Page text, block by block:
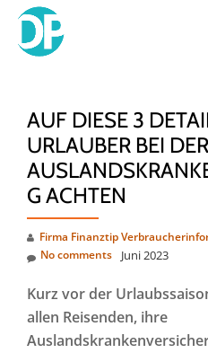
Skip
AUF DIESE 3
URLAUBER BEI DER
G ACHTEN
Firma Finanztip
Juni 2023
No comments
Kurz vor der
allen Reisenden, ihre